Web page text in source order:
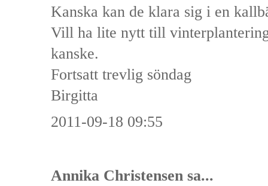
Kanska kan de klara sig i en
Vill ha lite nytt till
kanske.
Fortsatt trevlig söndag
Birgitta
2011-09-18 09:55
Annika Christensen sa...